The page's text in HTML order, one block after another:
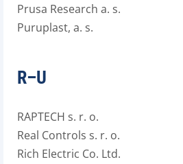
Prusa Research a. s.
Puruplast, a. s.
R–U
RAPTECH s. r. o.
Real Controls s. r. o.
Rich Electric Co. Ltd.